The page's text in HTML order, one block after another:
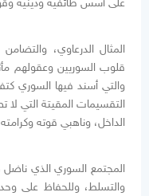
المثال الدرعاوي،
والتي أسند فيها السوري
التقسيمات المقيتة التي
الداخل، وناهبي قوته
المجتمع السوري الذي ناضل
والتسلط، وللحفاظ على